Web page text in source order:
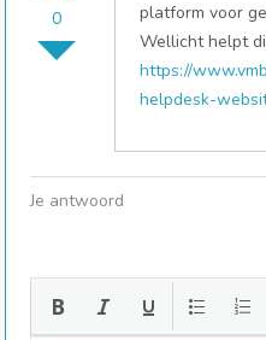
0
platform voor
Wellicht helpt
https://
helpdesk-
Je antwoord